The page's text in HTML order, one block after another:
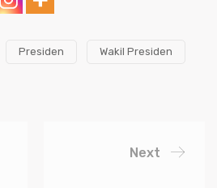
Presiden Wakil Presiden
Next